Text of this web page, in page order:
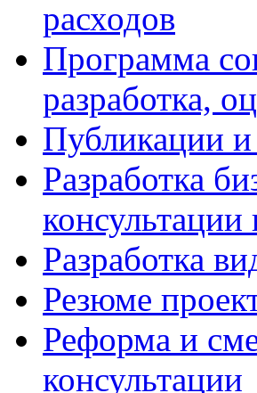
расходов
Программа
разработка,
Публикации и
Разработка
Разработка
Резюме
Реформа и
консультации